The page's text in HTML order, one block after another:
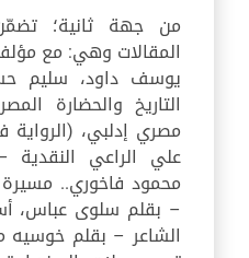
من جهة ثانية؛
المقالات وهي: مع
يوسف داود، سليم
التاريخ والحضارة
مصري إدلبي،
علي الراعي النقدية
محمود فاخوري.. مسيرة
– بقلم سلوى عباس،
الشاعر – بقلم خوسيه